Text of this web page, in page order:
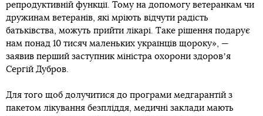
репродуктивній функції. Тому на допомогу ветеранкам чи
дружинам ветеранів, які мріють відчути радість
батьківства, можуть прийти лікарі. Таке рішення подарує
нам понад 10 тисяч маленьких українців щороку», —
заявив перший заступник міністра охорони здоровʼя
Сергій Дубров.
Для того щоб долучитися до програми медгарантій з
пакетом лікування безпліддя, медичні заклади мають